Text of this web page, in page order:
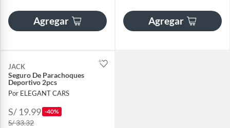
Agregar Agregar
JACK
Seguro De Parachoques
Deportivo 2pcs
Por ELEGANT CARS
S/ 19.99 -40%
S/ 33.32